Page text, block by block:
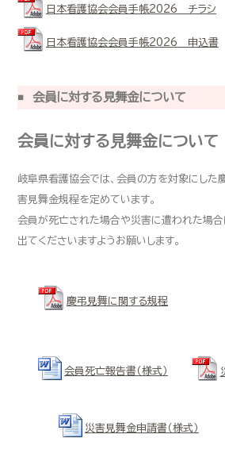
日本看護協会会員手帳2026 チラシ
日本看護協会会員手帳2026 申込書
会員に対する見舞金について
会員に対する見舞金について
岐阜県看護協会では、会員の方を対象にした
害見舞金規程を定めています。
会員が死亡された場合や災害に遭われた場合
出てくださいますようお願いします。
慶弔見舞に関する規程
会員死亡報告書（様式）
災害見舞金申請書（様式）